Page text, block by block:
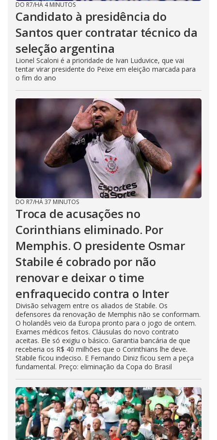
DO R7/HÁ 4 MINUTOS
Candidato à presidência do
Santos quer contratar técnico da
seleção argentina
Lionel Scaloni é a prioridade de Ivan Luduvice, que vai
tentar virar presidente do Peixe em eleição marcada para
o fim do ano
DO R7/HÁ 37 MINUTOS
Troca de acusações no
Corinthians eliminado. Por
Memphis. O presidente Osmar
Stabile é cobrado por não
renovar e deixar o time
enfraquecido contra o Inter
Divisão selvagem entre os aliados de Stabile. Os
defensores da renovação de Memphis não se conformam.
O holandês veio da Europa pronto para o jogo de ontem.
Exames médicos feitos. Cláusulas do novo contrato
aceitas. Ele só exigiu o básico. Garantia bancária de que
receberia os R$ 40 milhões que o Corinthians lhe deve.
Stabile ficou indeciso. E Fernando Diniz ficou sem a peça
fundamental. Preço: eliminação da Copa do Brasil